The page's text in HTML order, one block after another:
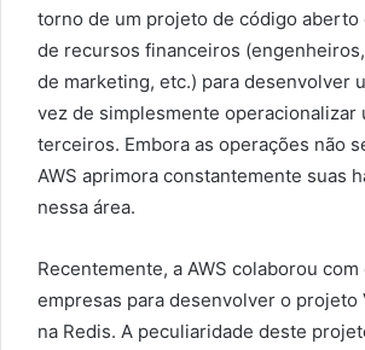
torno de um projeto de código aberto
de recursos financeiros
de marketing, etc.) para desenvolver
vez de simplesmente operacionalizar
terceiros. Embora as operações não
AWS aprimora constantemente suas
nessa área.
Recentemente, a AWS colaborou com
empresas para desenvolver o projeto
na Redis. A peculiaridade deste